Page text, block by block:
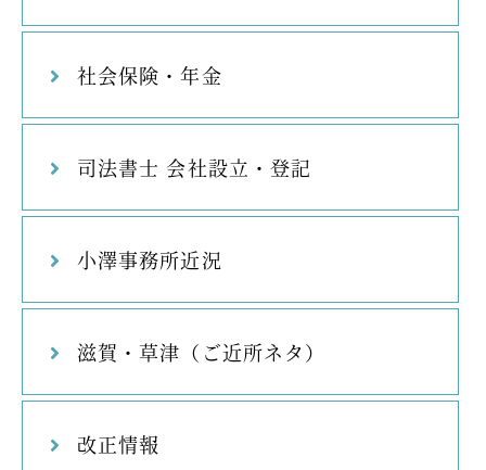
社会保険・年金
司法書士 会社設立・登記
小澤事務所近況
滋賀・草津（ご近所ネタ）
改正情報